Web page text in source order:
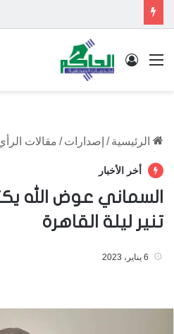
القائمة تسجيل الدخول
الرئيسية / إصدارات / مقالات
أخر الأخبار
السماني عوض الله
تنير ليلة القاهرة
6 يناير، 2023